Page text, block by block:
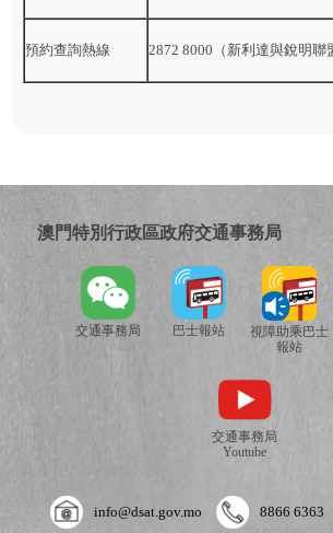
預約查詢熱線 2872 8000（新利達與銳明聯
澳門特別行政區政府交通事務局
交通事務局 巴士報站
視障助乘巴士
報站
交通事務局
Youtube
info@dsat.gov.mo 8866 6363